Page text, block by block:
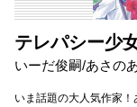
テレパシー少
いーだ俊嗣/あさの
いま話題の大人気作家